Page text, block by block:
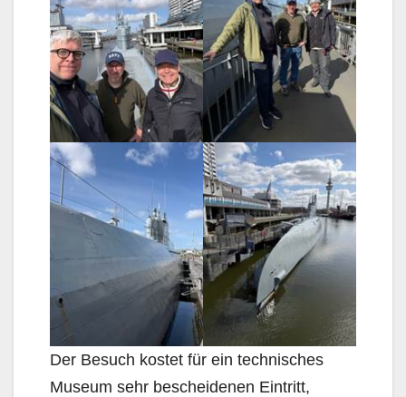
Der Besuch kostet für ein technisches
Museum sehr bescheidenen Eintritt,